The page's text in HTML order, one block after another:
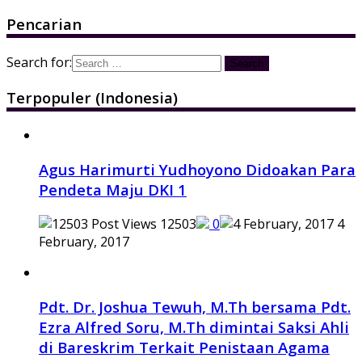
Pencarian
Search for:
Terpopuler (Indonesia)
Agus Harimurti Yudhoyono Didoakan Para
Pendeta Maju DKI 1
12503 0
4
February, 2017
Pdt. Dr. Joshua Tewuh, M.Th bersama Pdt.
Ezra Alfred Soru, M.Th dimintai Saksi Ahli
di Bareskrim Terkait Penistaan Agama